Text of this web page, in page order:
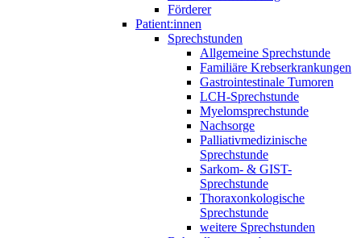
Förderer
Patient:innen
Sprechstunden
Allgemeine Sprechstunde
Familiäre Krebserkrankungen
Gastrointestinale Tumoren
LCH-Sprechstunde
Myelomsprechstunde
Nachsorge
Palliativmedizinische
Sprechstunde
Sarkom- & GIST-
Sprechstunde
Thoraxonkologische
Sprechstunde
weitere Sprechstunden